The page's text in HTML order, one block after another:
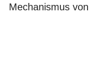
Mechanismus